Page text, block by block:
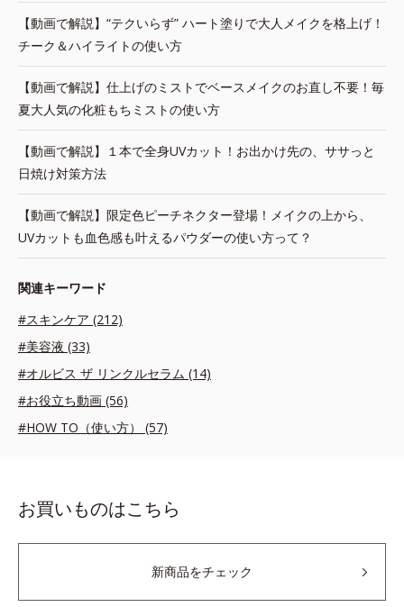
【動画で解説】“テクいらず” ハート塗りで大人メイクを格上げ！
チーク＆ハイライトの使い方
【動画で解説】仕上げのミストでベースメイクのお直し不要！毎
夏大人気の化粧もちミストの使い方
【動画で解説】１本で全身UVカット！お出かけ先の、ササっと
日焼け対策方法
【動画で解説】限定色ピーチネクター登場！メイクの上から、
UVカットも血色感も叶えるパウダーの使い方って？
関連キーワード
#スキンケア (212)
#美容液 (33)
#オルビス ザ リンクルセラム (14)
#お役立ち動画 (56)
#HOW TO（使い方） (57)
お買いものはこちら
新商品をチェック